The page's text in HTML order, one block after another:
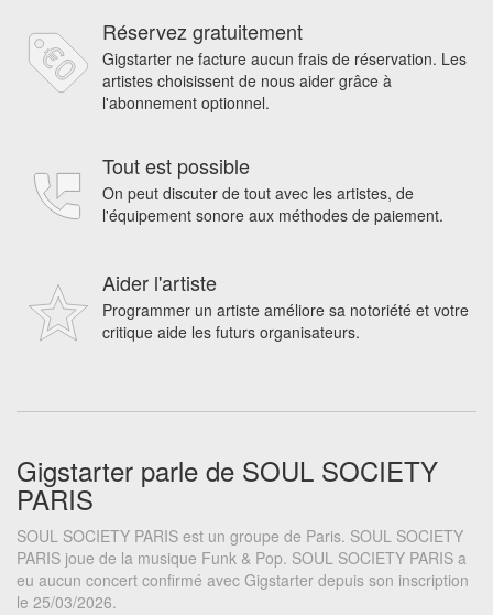
Réservez gratuitement
Gigstarter ne facture aucun frais de réservation. Les
artistes choisissent de nous aider grâce à
l'abonnement optionnel.
Tout est possible
On peut discuter de tout avec les artistes, de
l'équipement sonore aux méthodes de paiement.
Aider l'artiste
Programmer un artiste améliore sa notoriété et votre
critique aide les futurs organisateurs.
Gigstarter parle de SOUL SOCIETY
PARIS
SOUL SOCIETY PARIS est un groupe de Paris. SOUL SOCIETY
PARIS joue de la musique Funk & Pop. SOUL SOCIETY PARIS a
eu aucun concert confirmé avec Gigstarter depuis son inscription
le 25/03/2026.